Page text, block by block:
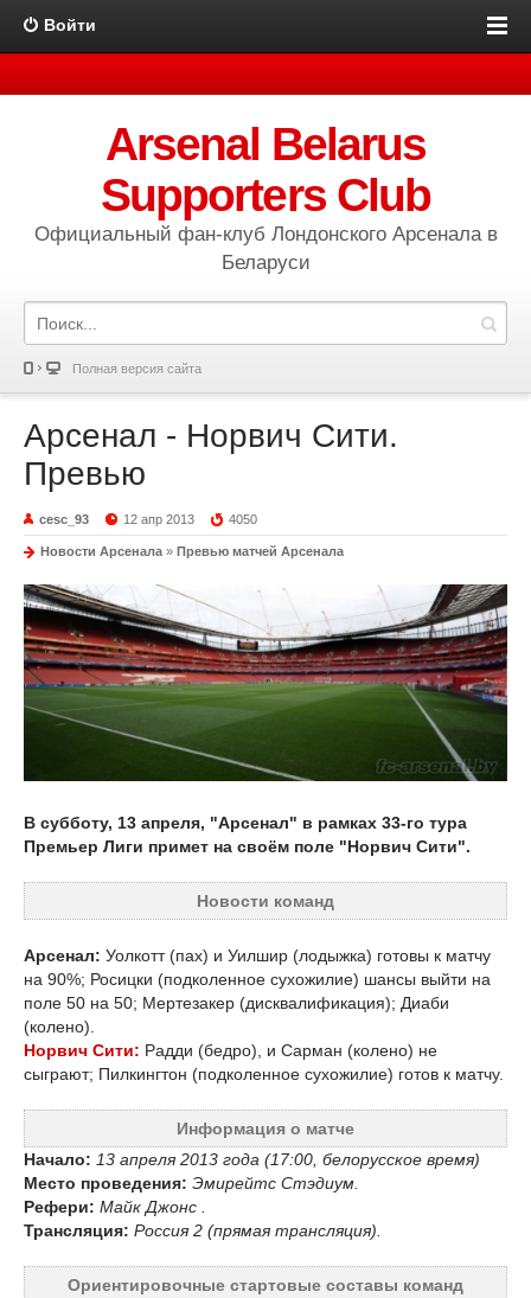
Войти
Arsenal Belarus
Supporters Club
Официальный фан-клуб Лондонского Арсенала в
Беларуси
Полная версия сайта
Арсенал - Норвич Сити.
Превью
cesc_93 12 апр 2013 4050
Новости Арсенала » Превью матчей Арсенала
В субботу, 13 апреля, "Арсенал" в рамках 33-го тура
Премьер Лиги примет на своём поле "Норвич Сити".
Новости команд
Арсенал: Уолкотт (пах) и Уилшир (лодыжка) готовы к матчу
на 90%; Росицки (подколенное сухожилие) шансы выйти на
поле 50 на 50; Мертезакер (дисквалификация); Диаби
(колено).
Норвич Сити: Радди (бедро), и Сарман (колено) не
сыграют; Пилкингтон (подколенное сухожилие) готов к матчу.
Информация о матче
Начало: 13 апреля 2013 года (17:00, белорусское время)
Место проведения: Эмирейтс Стэдиум.
Рефери: Майк Джонс .
Трансляция: Россия 2 (прямая трансляция).
Ориентировочные стартовые составы команд